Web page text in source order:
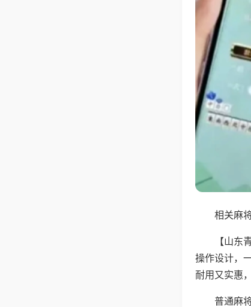
相关麻
【山
操作设计，
耐用又实惠
普通麻